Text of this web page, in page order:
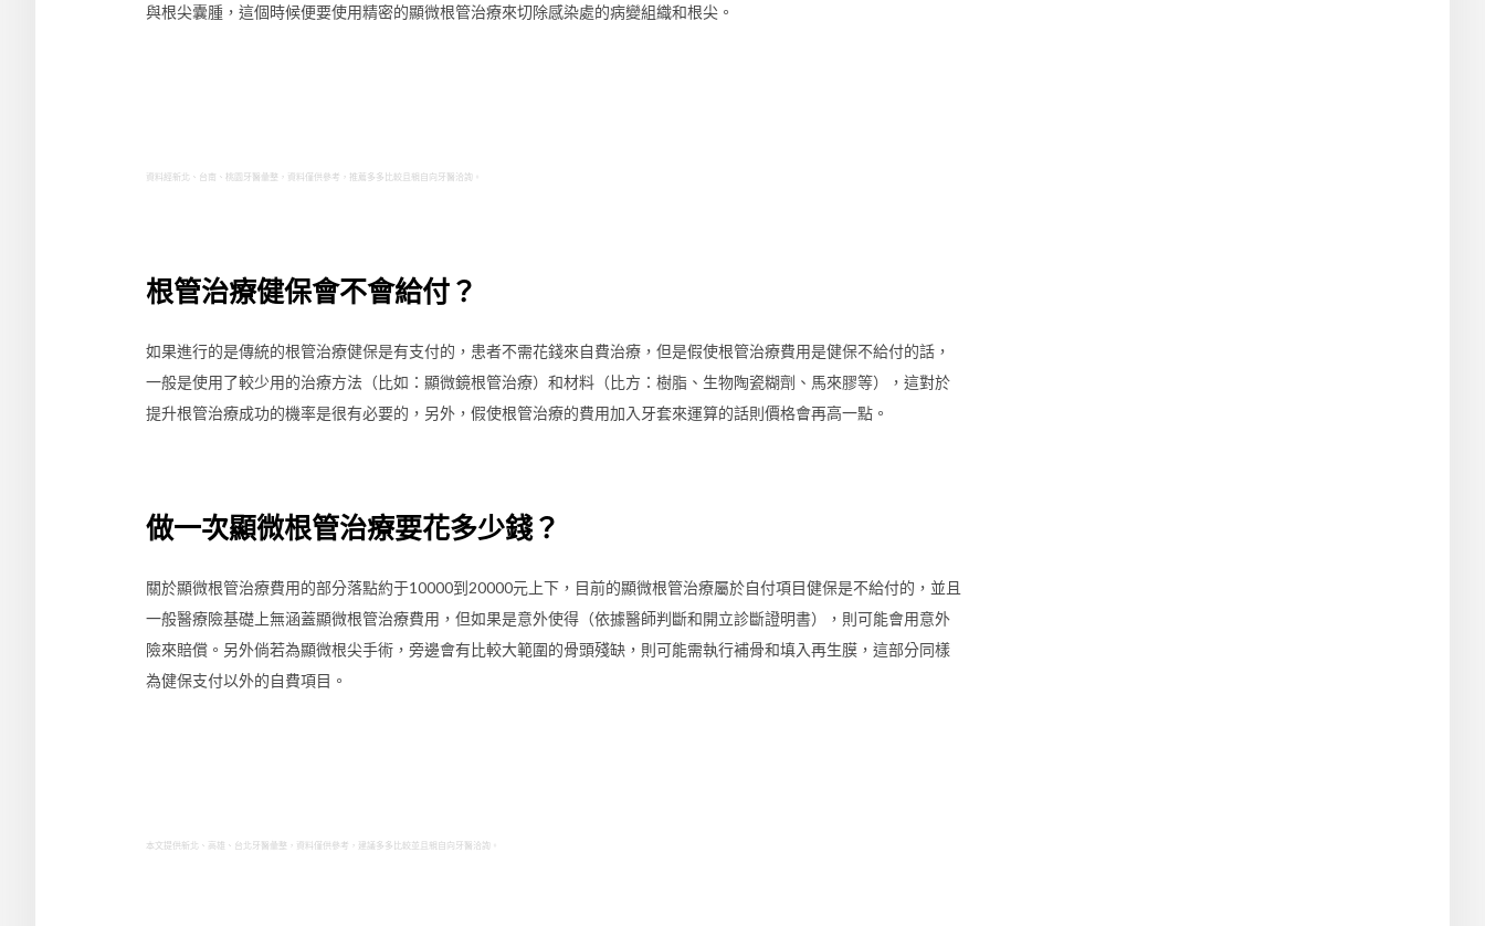
與根尖囊腫，這個時候便要使用精密的顯微根管治療來切除感染處的病變組織和根尖。
資料經新北、台南、桃園牙醫彙整，資料僅供參考，推薦多多比較且親自向牙醫洽詢。
根管治療健保會不會給付？
如果進行的是傳統的根管治療健保是有支付的，患者不需花錢來自費治療，但是假使根管治療費用是健保不給付的話，
一般是使用了較少用的治療方法（比如：顯微鏡根管治療）和材料（比方：樹脂、生物陶瓷糊劑、馬來膠等），這對於
提升根管治療成功的機率是很有必要的，另外，假使根管治療的費用加入牙套來運算的話則價格會再高一點。
做一次顯微根管治療要花多少錢？
關於顯微根管治療費用的部分落點約于10000到20000元上下，目前的顯微根管治療屬於自付項目健保是不給付的，並且
一般醫療險基礎上無涵蓋顯微根管治療費用，但如果是意外使得（依據醫師判斷和開立診斷證明書），則可能會用意外
險來賠償。另外倘若為顯微根尖手術，旁邊會有比較大範圍的骨頭殘缺，則可能需執行補骨和填入再生膜，這部分同樣
為健保支付以外的自費項目。
本文提供新北、高雄、台北牙醫彙整，資料僅供參考，建議多多比較並且親自向牙醫洽詢。